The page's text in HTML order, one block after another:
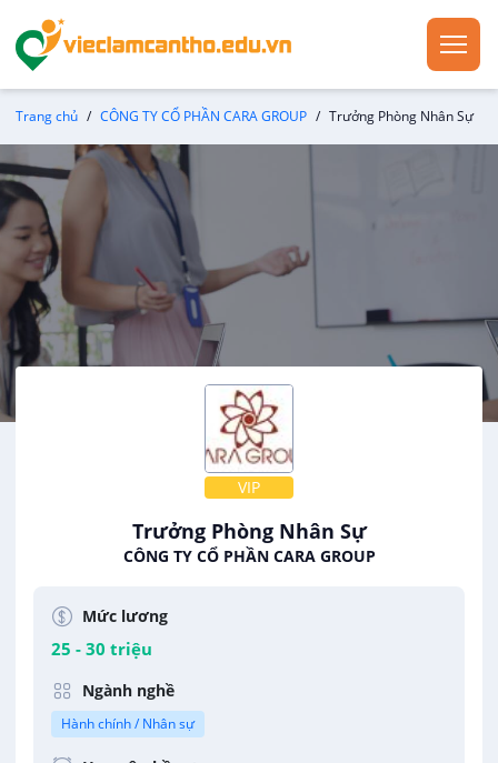
Trang chủ CÔNG TY CỔ PHẦN CARA GROUP Trưởng Phòng Nhân Sự
VIP
Trưởng Phòng Nhân Sự
CÔNG TY CỔ PHẦN CARA GROUP
Mức lương
25 - 30 triệu
Ngành nghề
Hành chính / Nhân sự